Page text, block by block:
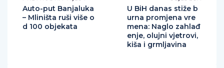
Auto-put Banjaluka
– Mliništa ruši više o
d 100 objekata
U BiH danas stiže b
urna promjena vre
mena: Naglo zahlađ
enje, olujni vjetrovi,
kiša i grmljavina